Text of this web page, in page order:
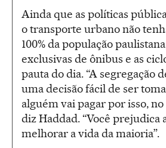
Ainda que as políticas
o transporte urbano não
100% da população
exclusivas de ônibus e as
pauta do dia. “A segregação
uma decisão fácil de ser
alguém vai pagar por isso, no
diz Haddad. “Você prejudica
melhorar a vida da maioria”.